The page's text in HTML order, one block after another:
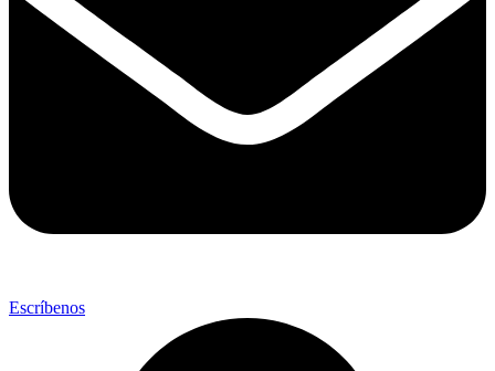
Escríbenos